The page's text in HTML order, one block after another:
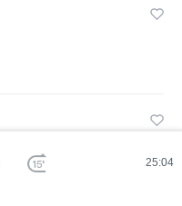
25:04